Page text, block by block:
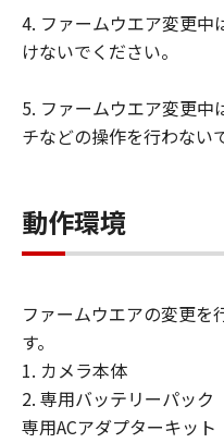
店、ならびにキ
「許諾ソフトウ
用を支援するこ
ウェア」に対す
輸出
お客様は、日本
諾ソフトウェア
保証の否認・免
(1) 「許諾ソフ
4. ファームウエア変更中
けないでください。
5. ファームウエア変更中
チなどの操作を行わない
動作環境
ファームウエアの変更を
す。
1. カメラ本体
2. 専用バッテリーパック
専用ACアダプターキット